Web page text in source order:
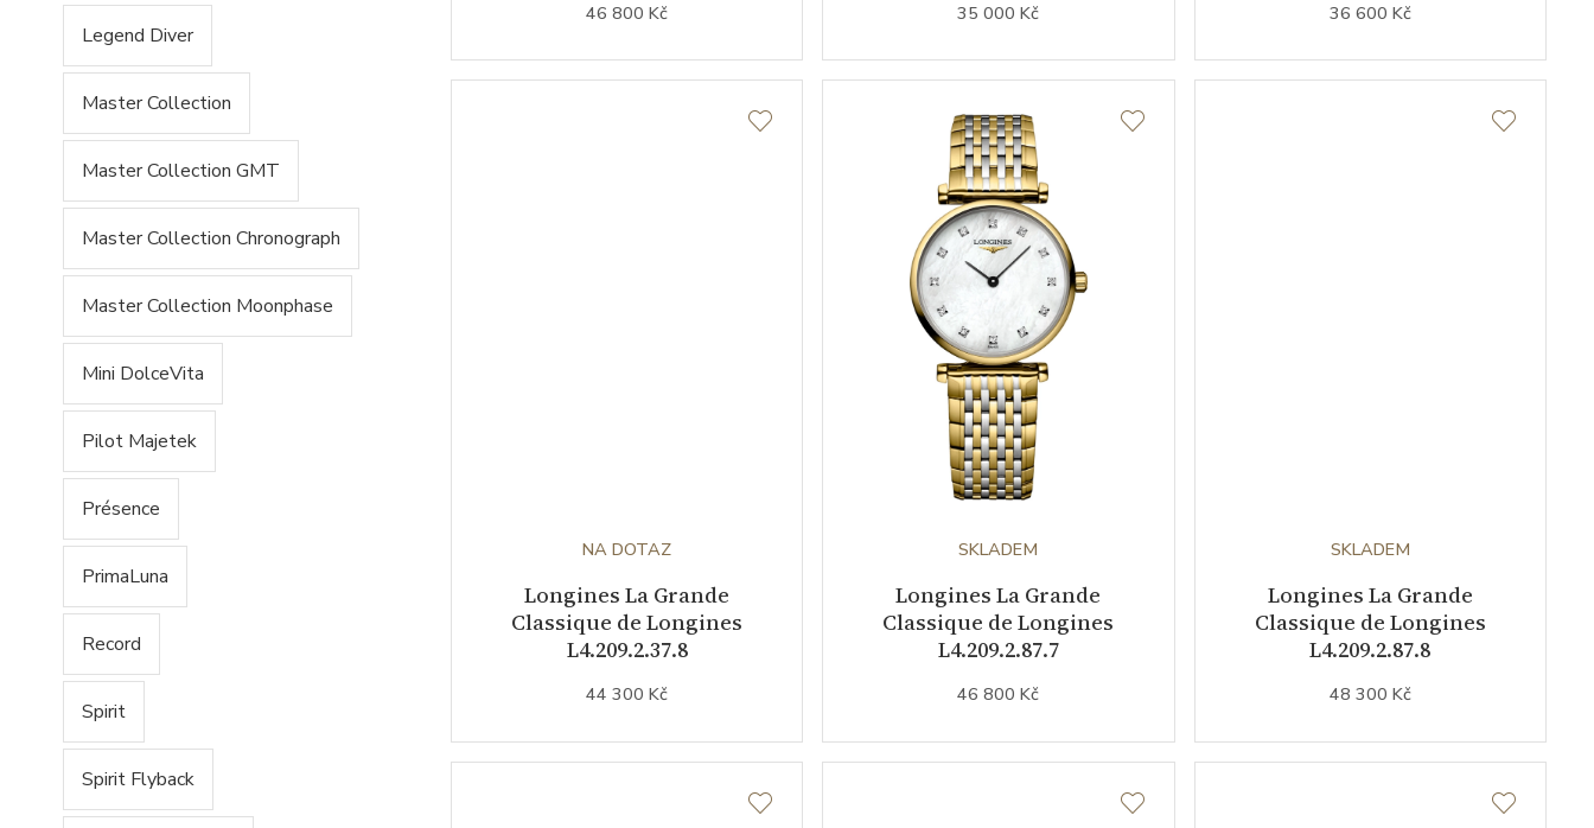
Legend Diver
Master Collection
Master Collection GMT
Master Collection Chronograph
Master Collection Moonphase
Mini DolceVita
Pilot Majetek
Présence
PrimaLuna
Record
Spirit
Spirit Flyback
46 800 Kč 35 000 Kč 36 600 Kč
NA DOTAZ
Longines La Grande
Classique de Longines
L4.209.2.37.8
44 300 Kč
SKLADEM
Longines La Grande
Classique de Longines
L4.209.2.87.7
46 800 Kč
SKLADEM
Longines La Grande
Classique de Longines
L4.209.2.87.8
48 300 Kč